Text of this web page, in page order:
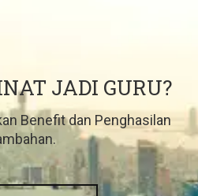
JADI GURU?
Benefit dan Penghasilan